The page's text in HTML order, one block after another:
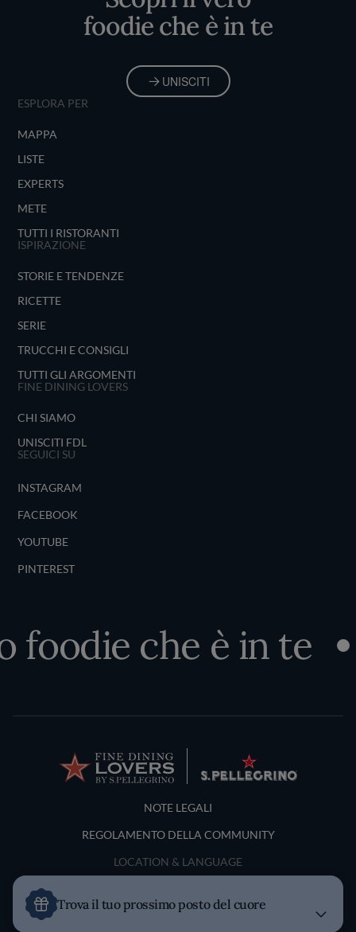
foodie che è in te
UNISCITI
ESPLORA PER
MAPPA
LISTE
EXPERTS
METE
TUTTI I RISTORANTI
ISPIRAZIONE
STORIE E TENDENZE
RICETTE
SERIE
TRUCCHI E CONSIGLI
TUTTI GLI ARGOMENTI
FINE DINING LOVERS
CHI SIAMO
UNISCITI FDL
SEGUICI SU
INSTAGRAM
FACEBOOK
YOUTUBE
PINTEREST
foodie che è in te
Terms and Conditions
NOTE LEGALI
REGOLAMENTO DELLA COMMUNITY
LOCATION & LANGUAGE
Trova il tuo prossimo posto del cuore